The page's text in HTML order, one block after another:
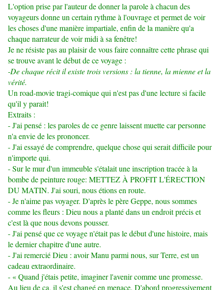
L'option prise par l'auteur de donner la parole à chacun des
voyageurs donne un certain rythme à l'ouvrage et permet de voir
les choses d'une manière impartiale, enfin de la manière qu'a
chaque narrateur de voir midi à sa fenêtre!
Je ne résiste pas au plaisir de vous faire connaître cette phrase qui
se trouve avant le début de ce voyage :
-De chaque récit il existe trois versions : la tienne, la mienne et la
vérité.
Un road-movie tragi-comique qui n'est pas d'une lecture si facile
qu'il y parait!
Extraits :
- J'ai pensé : les paroles de ce genre laissent muette car personne
n'a envie de les prononcer.
- J'ai essayé de comprendre, quelque chose qui serait difficile pour
n'importe qui.
- Sur le mur d'un immeuble s'étalait une inscription tracée à la
bombe de peinture rouge: METTEZ À PROFIT L'ÉRECTION
DU MATIN. J'ai souri, nous étions en route.
- Je n'aime pas voyager. D'après le père Geppe, nous sommes
comme les fleurs : Dieu nous a planté dans un endroit précis et
c'est là que nous devons pousser.
- J'ai pensé que ce voyage n'était pas le début d'une histoire, mais
le dernier chapitre d'une autre.
- J'ai remercié Dieu : avoir Manu parmi nous, sur Terre, est un
cadeau extraordinaire.
- « Quand j'étais petite, imaginer l'avenir comme une promesse.
Au lieu de ça, il s'est changé en menace. D'abord progressivement